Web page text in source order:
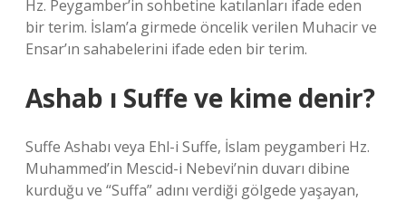
Hz. Peygamber’in sohbetine katılanları ifade eden
bir terim. İslam’a girmede öncelik verilen Muhacir ve
Ensar’ın sahabelerini ifade eden bir terim.
Ashab ı Suffe ve kime denir?
Suffe Ashabı veya Ehl-i Suffe, İslam peygamberi Hz.
Muhammed’in Mescid-i Nebevi’nin duvarı dibine
kurduğu ve “Suffa” adını verdiği gölgede yaşayan,